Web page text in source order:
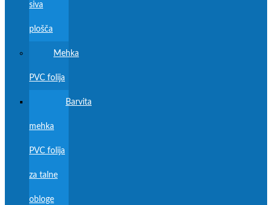
siva
plošča
Mehka
PVC folija
Barvita
mehka
PVC folija
za talne
obloge